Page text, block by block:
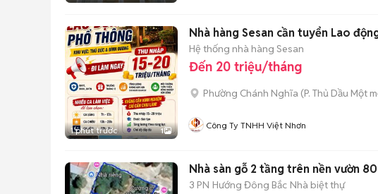
1 phút trước 1
Nhà hàng Sesan cần tuyển Lao
Hệ thống nhà hàng Sesan
Đến 20 triệu/tháng
Phường Chánh Nghĩa (P. Thủ Dầu Một
Công Ty TNHH Việt Nhơn
Nhà sàn gỗ 2 tầng trên nền vườn
3 PN Hướng Đông Bắc Nhà biệt thự